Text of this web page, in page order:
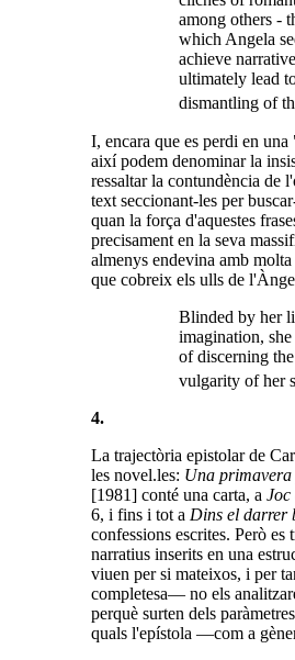
among others -
which Angela
achieve
ultimately lead
dismantling of
I, encara que es perdi en
així podem denominar la
ressaltar la contundència de
text seccionant-les per
quan la força d'aquestes
precisament en la seva
almenys endevina amb
que cobreix els ulls de
Blinded by her
imagination,
of discerning
vulgarity of her
4.
La trajectòria epistolar de
les novel.les: Una
[1981] conté una carta, a Joc
6, i fins i tot a Dins el darrer
confessions escrites. Però es
narratius inserits en una
viuen per si mateixos, i per
completesa— no els
perquè surten dels
quals l'epístola —com a